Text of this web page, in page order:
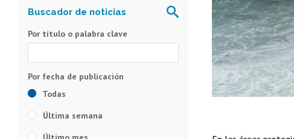
Por título o palabra clave
Todas
Última semana